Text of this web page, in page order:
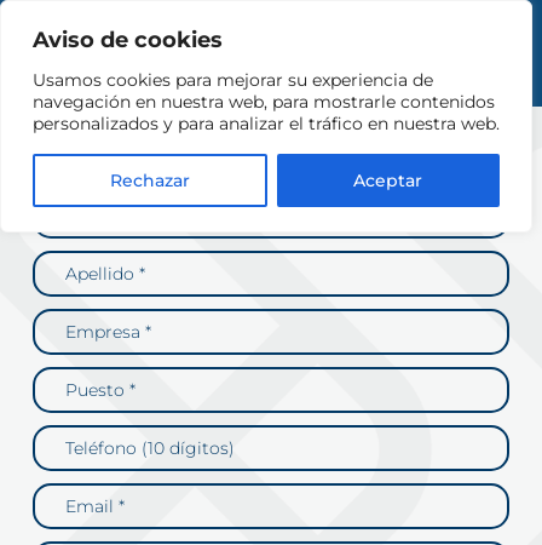
Aviso de cookies
Usamos cookies para mejorar su experiencia de
navegación en nuestra web, para mostrarle contenidos
personalizados y para analizar el tráfico en nuestra web.
Rechazar Aceptar
Contáctanos